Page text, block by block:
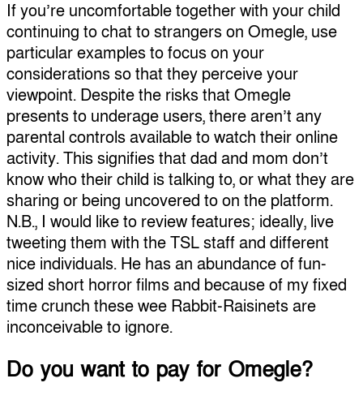
If you’re uncomfortable together with your child
continuing to chat to strangers on Omegle, use
particular examples to focus on your
considerations so that they perceive your
viewpoint. Despite the risks that Omegle
presents to underage users, there aren’t any
parental controls available to watch their online
activity. This signifies that dad and mom don’t
know who their child is talking to, or what they are
sharing or being uncovered to on the platform.
N.B., I would like to review features; ideally, live
tweeting them with the TSL staff and different
nice individuals. He has an abundance of fun-
sized short horror films and because of my fixed
time crunch these wee Rabbit-Raisinets are
inconceivable to ignore.
Do you want to pay for Omegle?